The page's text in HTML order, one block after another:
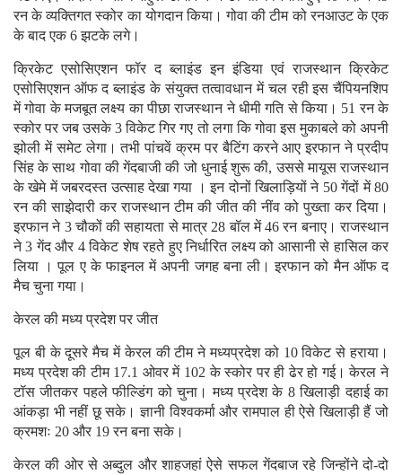
रन के व्यक्तिगत स्कोर का योगदान किया। गोवा की टीम को रनआउट के एक
के बाद एक 6 झटके लगे।
क्रिकेट एसोसिएशन फॉर द ब्लाइंड इन इंडिया एवं राजस्थान क्रिकेट
एसोसिएशन ऑफ द ब्लाइंड के संयुक्त तत्वावधान में चल रही इस चैंपियनशिप
में गोवा के मजबूत लक्ष्य का पीछा राजस्थान ने धीमी गति से किया। 51 रन के
स्कोर पर जब उसके 3 विकेट गिर गए तो लगा कि गोवा इस मुकाबले को अपनी
झोली में समेट लेगा। तभी पांचवें क्रम पर बैटिंग करने आए इरफान ने प्रदीप
सिंह के साथ गोवा की गेंदबाजी की जो धुनाई शुरू की, उससे मायूस राजस्थान
के खेमे में जबरदस्त उत्साह देखा गया । इन दोनों खिलाड़ियों ने 50 गेंदों में 80
रन की साझेदारी कर राजस्थान टीम की जीत की नींव को पुख्ता कर दिया।
इरफान ने 3 चौकों की सहायता से मात्र 28 बॉल में 46 रन बनाए। राजस्थान
ने 3 गेंद और 4 विकेट शेष रहते हुए निर्धारित लक्ष्य को आसानी से हासिल कर
लिया । पूल ए के फाइनल में अपनी जगह बना ली। इरफान को मैन ऑफ द
मैच चुना गया।
केरल की मध्य प्रदेश पर जीत
पूल बी के दूसरे मैच में केरल की टीम ने मध्यप्रदेश को 10 विकेट से हराया।
मध्य प्रदेश की टीम 17.1 ओवर में 102 के स्कोर पर ही ढेर हो गई। केरल ने
टॉस जीतकर पहले फील्डिंग को चुना। मध्य प्रदेश के 8 खिलाड़ी दहाई का
आंकड़ा भी नहीं छू सके। ज्ञानी विश्वकर्मा और रामपाल ही ऐसे खिलाड़ी हैं जो
क्रमशः 20 और 19 रन बना सके।
केरल की ओर से अब्दुल और शाहजहां ऐसे सफल गेंदबाज रहे जिन्होंने दो-दो